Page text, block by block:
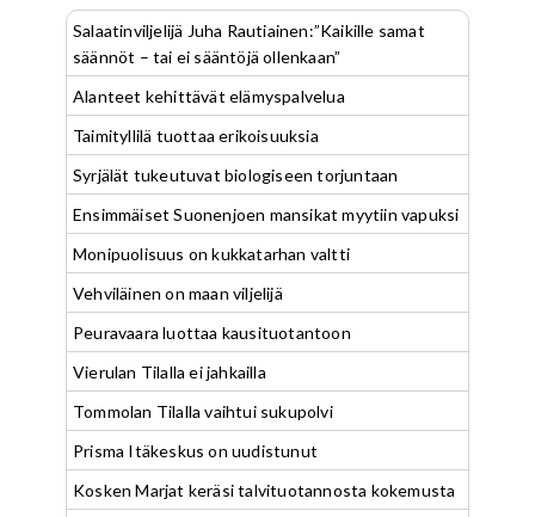
Salaatinviljelijä Juha Rautiainen:”Kaikille samat
säännöt – tai ei sääntöjä ollenkaan”
Alanteet kehittävät elämyspalvelua
Taimityllilä tuottaa erikoisuuksia
Syrjälät tukeutuvat biologiseen torjuntaan
Ensimmäiset Suonenjoen mansikat myytiin vapuksi
Monipuolisuus on kukkatarhan valtti
Vehviläinen on maan viljelijä
Peuravaara luottaa kausituotantoon
Vierulan Tilalla ei jahkailla
Tommolan Tilalla vaihtui sukupolvi
Prisma Itäkeskus on uudistunut
Kosken Marjat keräsi talvituotannosta kokemusta